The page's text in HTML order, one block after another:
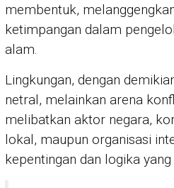
membentuk,
ketimpangan dalam
alam.
Lingkungan, dengan
netral, melainkan arena
melibatkan aktor negara,
lokal, maupun organisasi
kepentingan dan logika